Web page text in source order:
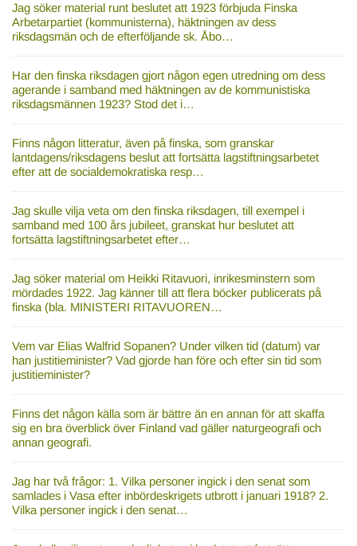
Jag söker material runt beslutet att 1923 förbjuda Finska
Arbetarpartiet (kommunisterna), häktningen av dess
riksdagsmän och de efterföljande sk. Åbo…
Har den finska riksdagen gjort någon egen utredning om dess
agerande i samband med häktningen av de kommunistiska
riksdagsmännen 1923? Stod det i…
Finns någon litteratur, även på finska, som granskar
lantdagens/riksdagens beslut att fortsätta lagstiftningsarbetet
efter att de socialdemokratiska resp…
Jag skulle vilja veta om den finska riksdagen, till exempel i
samband med 100 års jubileet, granskat hur beslutet att
fortsätta lagstiftningsarbetet efter…
Jag söker material om Heikki Ritavuori, inrikesminstern som
mördades 1922. Jag känner till att flera böcker publicerats på
finska (bla. MINISTERI RITAVUOREN…
Vem var Elias Walfrid Sopanen? Under vilken tid (datum) var
han justitieminister? Vad gjorde han före och efter sin tid som
justitieminister?
Finns det någon källa som är bättre än en annan för att skaffa
sig en bra överblick över Finland vad gäller naturgeografi och
annan geografi.
Jag har två frågor: 1. Vilka personer ingick i den senat som
samlades i Vasa efter inbördeskrigets utbrott i januari 1918? 2.
Vilka personer ingick i den senat…